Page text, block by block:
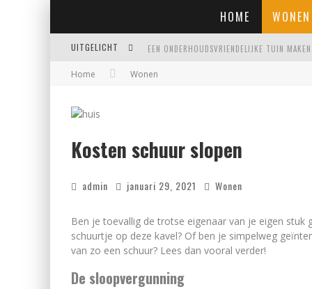
HOME WONEN
UITGELICHT
EIGENTIJDSE EN STIJLVOLLE PLAFONNIÈRES
Home Wonen
Kosten schuur slopen
admin januari 29, 2021 Wonen
Ben je toevallig de trotse eigenaar van je eigen stuk
schuurtje op deze kavel? Of ben je simpelweg
van zo een schuur? Lees dan vooral verder!
De sloopvergunning